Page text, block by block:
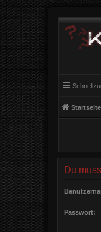
Startseite
Du
Passwort: